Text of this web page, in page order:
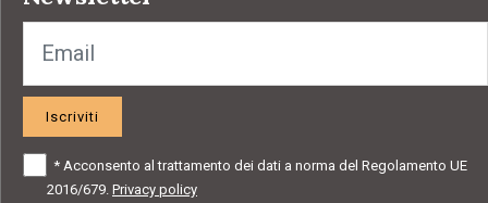
Iscriviti
* Acconsento al trattamento dei dati a norma del Regolamento UE
2016/679. Privacy policy